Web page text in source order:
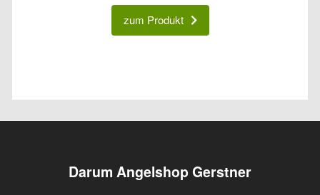
zum Produkt
Darum Angelshop Gerstner